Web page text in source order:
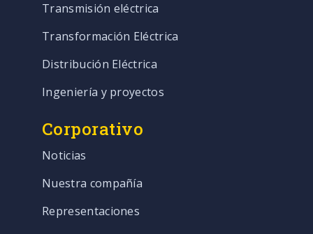
Transmisión eléctrica
Transformación Eléctrica
Distribución Eléctrica
Ingeniería y proyectos
Corporativo
Noticias
Nuestra compañía
Representaciones